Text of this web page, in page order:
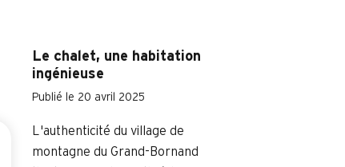
Le chalet, une habitation
ingénieuse
Publié le 20 avril 2025
L'authenticité du village de
montagne du Grand-Bornand